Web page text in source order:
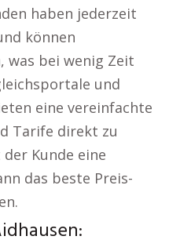
haben jederzeit
können
was bei wenig Zeit
und
eine vereinfachte
Tarife direkt zu
Kunde eine
das beste Preis-